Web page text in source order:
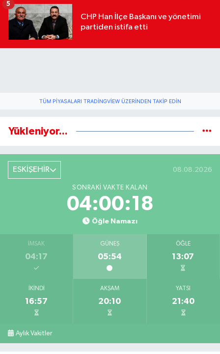
CHP Han İlçe Başkanı ve yönetimi
partiden istifa etti
5
TÜM PIYASALARI TRADINGVIEW ÜZERINDEN TAKIP EDIN
Yükleniyor...
ESKİŞEHİR 08.08.2026
SONRAKI VAKTE KALAN
04:00:18
Öğle Namazı
İMSAK
04:17
GÜNEŞ
05:54
ÖĞLE
13:07
İKINDI
16:57
AKŞAM
20:10
YATSI
21:40
Aylık Vakitler